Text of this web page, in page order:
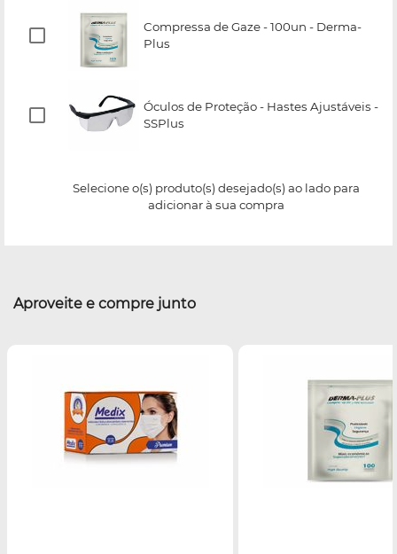
Compressa de Gaze - 100un - Derma-
Plus
Óculos de Proteção - Hastes Ajustáveis -
SSPlus
Selecione o(s) produto(s) desejado(s) ao lado para
adicionar à sua compra
Aproveite e compre junto